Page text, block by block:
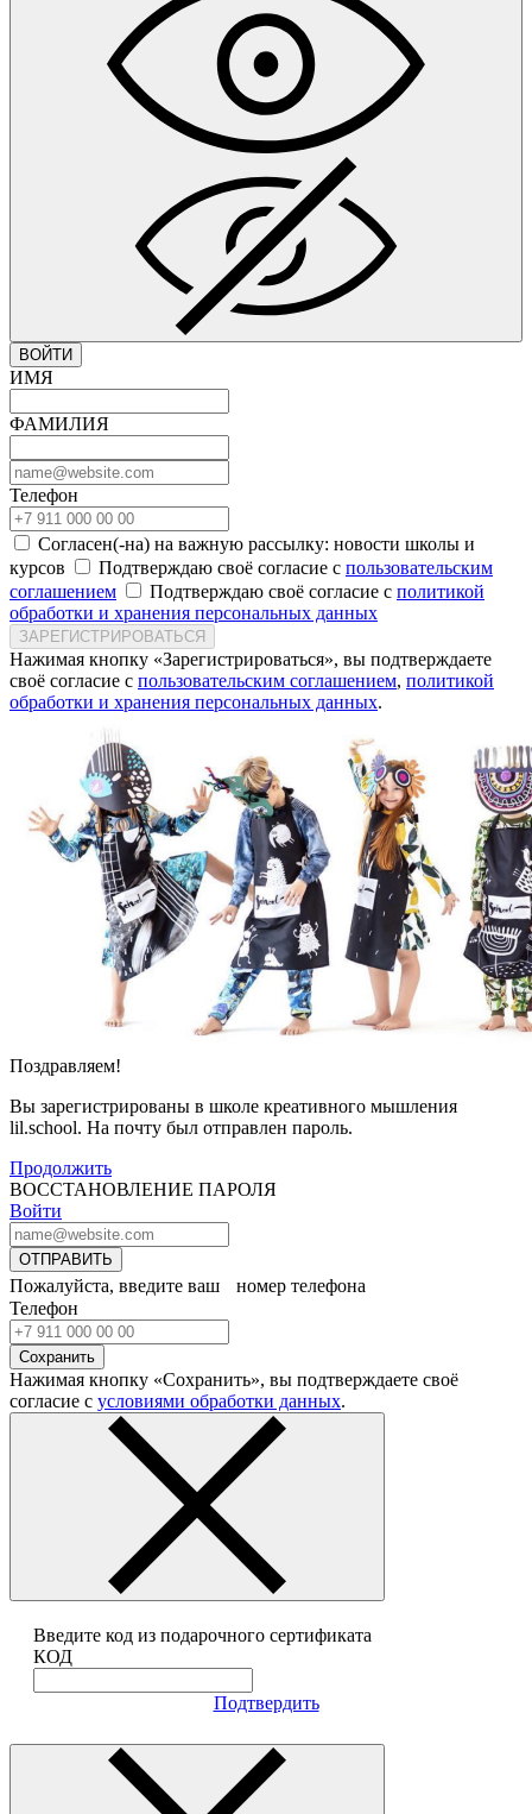
ВОЙТИ
ИМЯ
ФАМИЛИЯ
Телефон
Согласен(-на) на важную рассылку: новости школы и
курсов
Подтверждаю своё согласие с пользовательским
соглашением
Подтверждаю своё согласие с политикой
обработки и хранения персональных данных
ЗАРЕГИСТРИРОВАТЬСЯ
Нажимая кнопку «Зарегистрироваться», вы подтверждаете
своё согласие с пользовательским соглашением, политикой
обработки и хранения персональных данных.
Поздравляем!
Вы зарегистрированы в школе креативного мышления
lil.school. На почту был отправлен пароль.
Продолжить
ВОССТАНОВЛЕНИЕ ПАРОЛЯ
Войти
ОТПРАВИТЬ
Пожалуйста, введите ваш номер телефона
Телефон
Сохранить
Нажимая кнопку «Сохранить», вы подтверждаете своё
согласие с условиями обработки данных.
Введите код из подарочного сертификата
КОД
Подтвердить